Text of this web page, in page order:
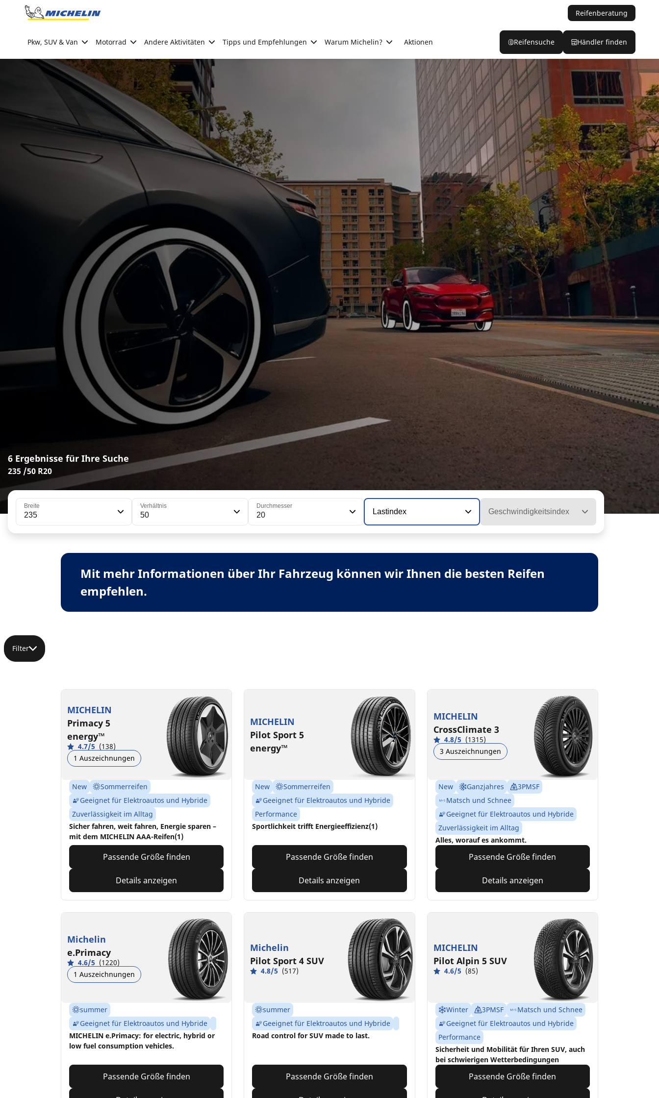
Go to page content
Reifenberatung
Pkw, SUV & Van Motorrad Andere Aktivitäten Tipps und Empfehlungen Warum Michelin? Aktionen Reifensuche Händler finden
6 Ergebnisse für Ihre Suche
235 /50 R20
Breite
235
Verhältnis
50
Durchmesser
20 Lastindex Geschwindigkeitsindex
Mit mehr Informationen über Ihr Fahrzeug können wir Ihnen die besten Reifen
empfehlen.
Filter
MICHELIN
Primacy 5
energy™
4.7/5 (138)
1 Auszeichnungen
New
Sommerreifen
Geeignet für Elektroautos und Hybride
Zuverlässigkeit im Alltag
Sicher fahren, weit fahren, Energie sparen –
mit dem MICHELIN AAA-Reifen(1)
Passende Größe finden
Details anzeigen
MICHELIN
Pilot Sport 5
energy™
New
Sommerreifen
Geeignet für Elektroautos und Hybride
Performance
Sportlichkeit trifft Energieeffizienz(1)
Passende Größe finden
Details anzeigen
MICHELIN
CrossClimate 3
4.8/5 (1315)
3 Auszeichnungen
New Ganzjahres
3PMSF
Matsch und Schnee
Geeignet für Elektroautos und Hybride
Zuverlässigkeit im Alltag
Alles, worauf es ankommt.
Passende Größe finden
Details anzeigen
Michelin
e.Primacy
4.6/5 (1220)
1 Auszeichnungen
summer
Geeignet für Elektroautos und Hybride
MICHELIN e.Primacy: for electric, hybrid or
low fuel consumption vehicles.
Passende Größe finden
Michelin
Pilot Sport 4 SUV
4.8/5 (517)
summer
Geeignet für Elektroautos und Hybride
Road control for SUV made to last.
Passende Größe finden
MICHELIN
Pilot Alpin 5 SUV
4.6/5 (85)
Winter 3PMSF
Matsch und Schnee
Geeignet für Elektroautos und Hybride
Performance
Sicherheit und Mobilität für Ihren SUV, auch
bei schwierigen Wetterbedingungen
Passende Größe finden